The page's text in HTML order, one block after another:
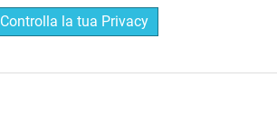
Controlla la tua Privacy